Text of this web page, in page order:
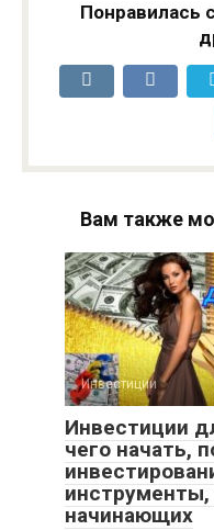
Понравилась
Вам также
Инвестиции
Инвестиции
чего начать,
начинающих